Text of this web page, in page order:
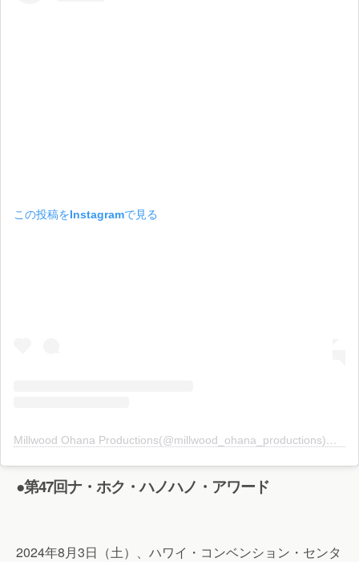
この投稿をInstagramで見る
Millwood Ohana Productions(@millwood_ohana_productions)がシェアした投稿
●第47回ナ・ホク・ハノハノ・アワード
2024年8月3日（土）、ハワイ・コンベンション・センタ